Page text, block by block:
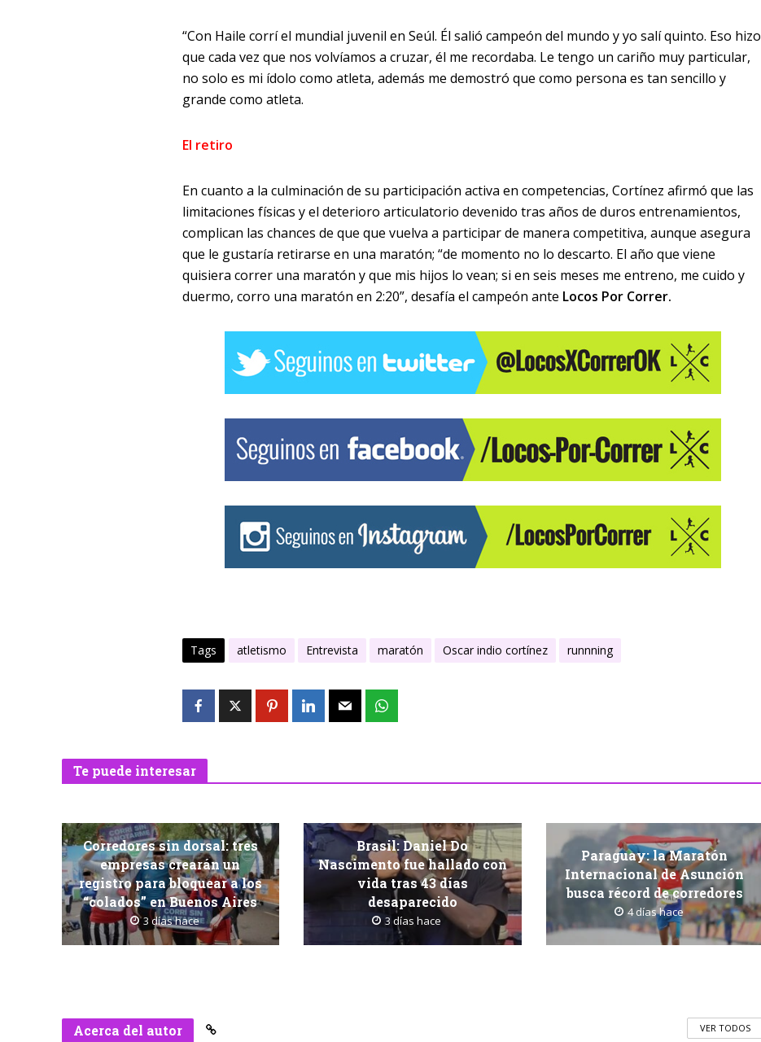
“Con Haile corrí el mundial juvenil en Seúl. Él salió campeón del mundo y yo salí quinto. Eso hizo
que cada vez que nos volvíamos a cruzar, él me recordaba. Le tengo un cariño muy particular,
no solo es mi ídolo como atleta, además me demostró que como persona es tan sencillo y
grande como atleta.
El retiro
En cuanto a la culminación de su participación activa en competencias, Cortínez afirmó que las
limitaciones físicas y el deterioro articulatorio devenido tras años de duros entrenamientos,
complican las chances de que que vuelva a participar de manera competitiva, aunque asegura
que le gustaría retirarse en una maratón; “de momento no lo descarto. El año que viene
quisiera correr una maratón y que mis hijos lo vean; si en seis meses me entreno, me cuido y
duermo, corro una maratón en 2:20”, desafía el campeón ante Locos Por Correr.
Tags atletismo Entrevista maratón Oscar indio cortínez runnning
Te puede interesar
Corredores sin dorsal: tres
empresas crearán un
registro para bloquear a los
“colados” en Buenos Aires
3 días hace
Brasil: Daniel Do
Nascimento fue hallado con
vida tras 43 días
desaparecido
3 días hace
Paraguay: la Maratón
Internacional de Asunción
busca récord de corredores
4 días hace
Acerca del autor VER TODOS